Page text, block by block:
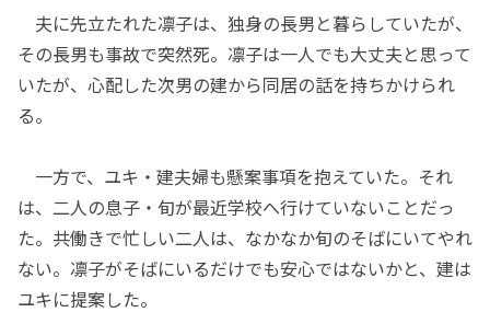
夫に先立たれた凛子は、独身の長男と暮らしていたが、
その長男も事故で突然死。凛子は一人でも大丈夫と思って
いたが、心配した次男の建から同居の話を持ちかけられ
る。
一方で、ユキ・建夫婦も懸案事項を抱えていた。それ
は、二人の息子・旬が最近学校へ行けていないことだっ
た。共働きで忙しい二人は、なかなか旬のそばにいてやれ
ない。凛子がそばにいるだけでも安心ではないかと、建は
ユキに提案した。